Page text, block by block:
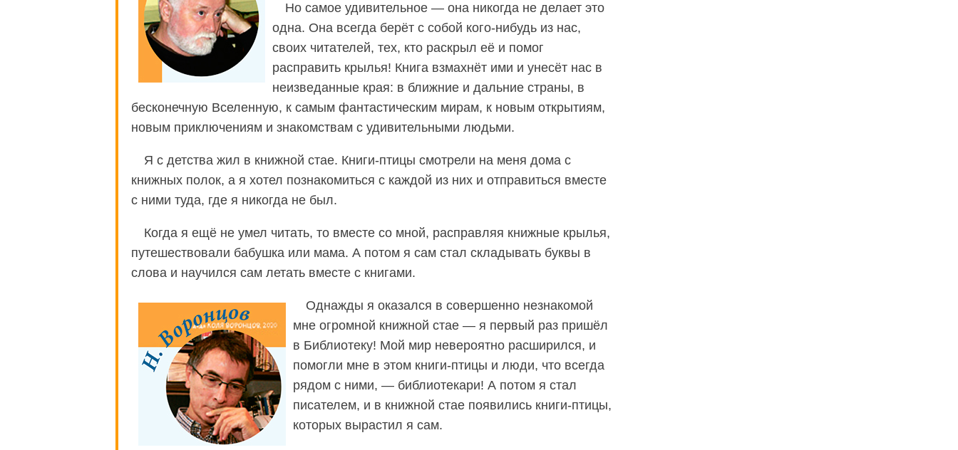
Но самое удивительное — она никогда не делает это
одна. Она всегда берёт с собой кого-нибудь из нас,
своих читателей, тех, кто раскрыл её и помог
расправить крылья! Книга взмахнёт ими и унесёт нас в
неизведанные края: в ближние и дальние страны, в
бесконечную Вселенную, к самым фантастическим мирам, к новым открытиям,
новым приключениям и знакомствам с удивительными людьми.
Я с детства жил в книжной стае. Книги-птицы смотрели на меня дома с
книжных полок, а я хотел познакомиться с каждой из них и отправиться вместе
с ними туда, где я никогда не был.
Когда я ещё не умел читать, то вместе со мной, расправляя книжные крылья,
путешествовали бабушка или мама. А потом я сам стал складывать буквы в
слова и научился сам летать вместе с книгами.
Однажды я оказался в совершенно незнакомой
мне огромной книжной стае — я первый раз пришёл
в Библиотеку! Мой мир невероятно расширился, и
помогли мне в этом книги-птицы и люди, что всегда
рядом с ними, — библиотекари! А потом я стал
писателем, и в книжной стае появились книги-птицы,
которых вырастил я сам.